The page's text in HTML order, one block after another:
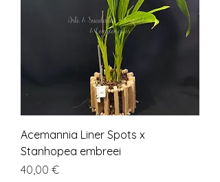
Acemannia Liner Spots x
Stanhopea embreei
Preço
40,00 €